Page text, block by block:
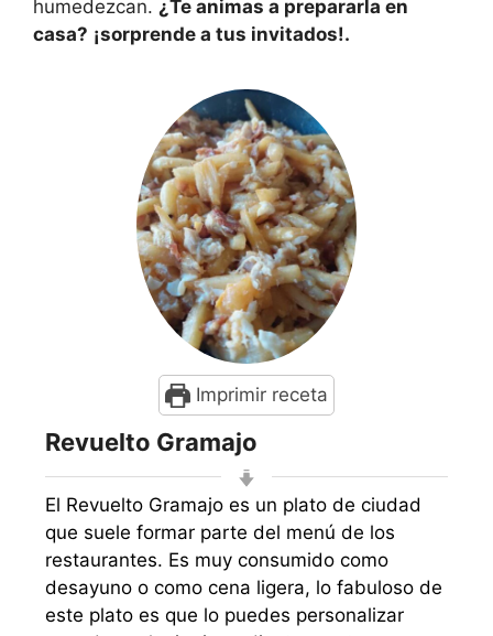
humedezcan. ¿Te animas a prepararla en
casa? ¡sorprende a tus invitados!.
Imprimir receta
Revuelto Gramajo
El Revuelto Gramajo es un plato de ciudad
que suele formar parte del menú de los
restaurantes. Es muy consumido como
desayuno o como cena ligera, lo fabuloso de
este plato es que lo puedes personalizar